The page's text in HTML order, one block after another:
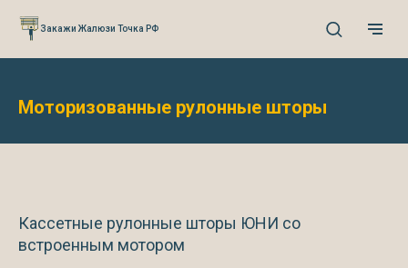
Закажи Жалюзи Точка РФ
Моторизованные рулонные шторы
Кассетные рулонные шторы ЮНИ со
встроенным мотором